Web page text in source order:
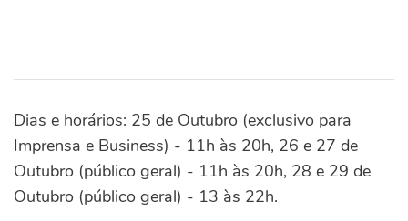
Dias e horários: 25 de Outubro (exclusivo para
Imprensa e Business) - 11h às 20h, 26 e 27 de
Outubro (público geral) - 11h às 20h, 28 e 29 de
Outubro (público geral) - 13 às 22h.